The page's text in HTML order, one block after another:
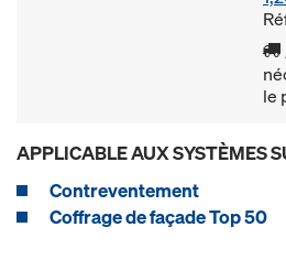
le
APPLICABLE AUX SYSTÈMES
Contreventement
Coffrage de façade Top 50